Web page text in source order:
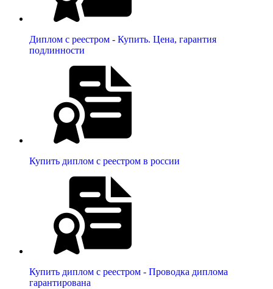
Диплом с реестром - Купить. Цена, гарантия
подлинности
Купить диплом с реестром в россии
Купить диплом с реестром - Проводка диплома
гарантирована